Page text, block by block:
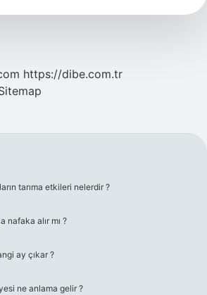
https://dibe.com.tr
tarıma etkileri nelerdir ?
nafaka alır mı ?
ay çıkar ?
ne anlama gelir ?